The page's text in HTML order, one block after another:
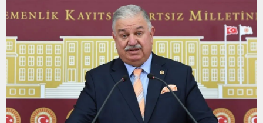
uyuşturucuya erişimi engellenemiyor. Uyuşturucu tüketimi
ilkokul yaşına kadar düştüğü...